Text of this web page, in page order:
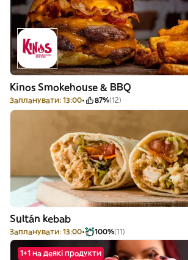
Kinos Smokehouse & BBQ
Запланувати: 13:00 87%(12)
Sultán kebab
Запланувати: 13:00 100%(11)
1+1 на деякі продукти